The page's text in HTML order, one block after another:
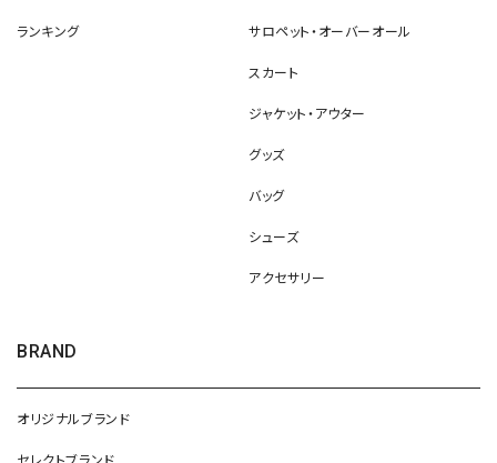
ランキング サロペット・オーバーオール
スカート
ジャケット・アウター
グッズ
バッグ
シューズ
アクセサリー
BRAND
オリジナルブランド